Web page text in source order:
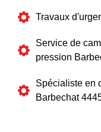
Travaux
Service de
pression
Spécialiste en
Barbechat